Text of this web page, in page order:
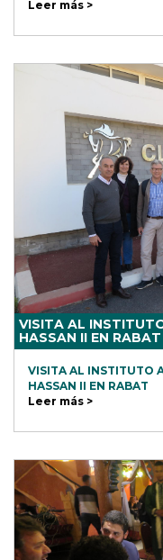
Leer más >
VISITA AL
HASSAN II EN RABAT
VISITA AL INSTITUTO
HASSAN II EN RABAT
Leer más >